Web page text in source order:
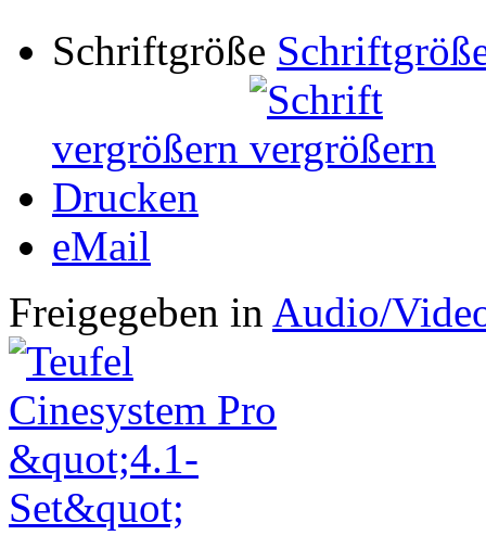
Schriftgröße
vergrößern
Drucken
eMail
Freigegeben in Audio/